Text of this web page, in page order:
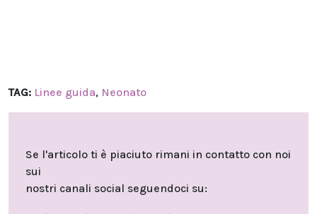
TAG: Linee guida, Neonato
Se l'articolo ti è piaciuto rimani in contatto con noi
sui
nostri canali social seguendoci su: